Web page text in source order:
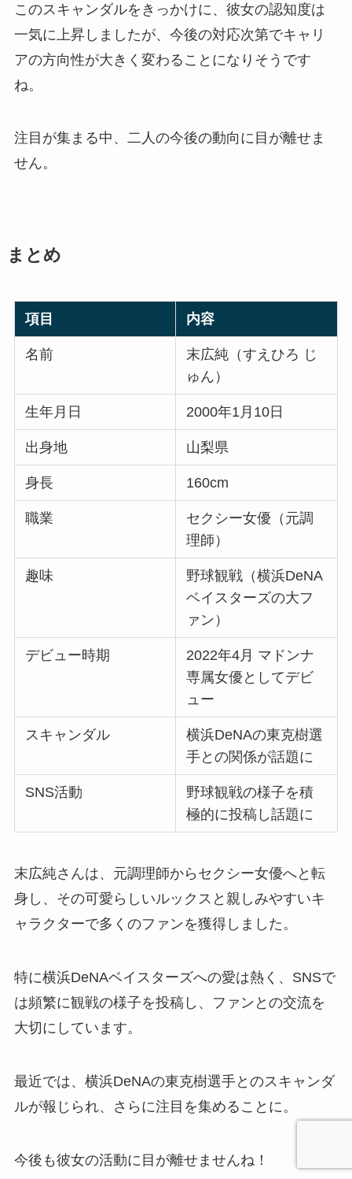
このスキャンダルをきっかけに、彼女の認知度は
一気に上昇しましたが、今後の対応次第でキャリ
アの方向性が大きく変わることになりそうです
ね。
注目が集まる中、二人の今後の動向に目が離せま
せん。
まとめ
項目 内容
名前
末広純（すえひろ じ
ゅん）
生年月日 2000年1月10日
出身地 山梨県
身長 160cm
職業
セクシー女優（元調
理師）
趣味
野球観戦（横浜DeNA
ベイスターズの大フ
ァン）
デビュー時期
2022年4月 マドンナ
専属女優としてデビ
ュー
スキャンダル
横浜DeNAの東克樹選
手との関係が話題に
SNS活動
野球観戦の様子を積
極的に投稿し話題に
末広純さんは、元調理師からセクシー女優へと転
身し、その可愛らしいルックスと親しみやすいキ
ャラクターで多くのファンを獲得しました。
特に横浜DeNAベイスターズへの愛は熱く、SNSで
は頻繁に観戦の様子を投稿し、ファンとの交流を
大切にしています。
最近では、横浜DeNAの東克樹選手とのスキャンダ
ルが報じられ、さらに注目を集めることに。
今後も彼女の活動に目が離せませんね！